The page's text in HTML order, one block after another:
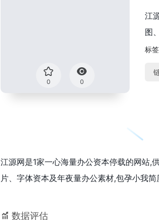
0 0
江
图
标签
江源网是1家一心海量办公资本停载的网站,
片、字体资本及年夜量办公素材,包孕小我
数据评估